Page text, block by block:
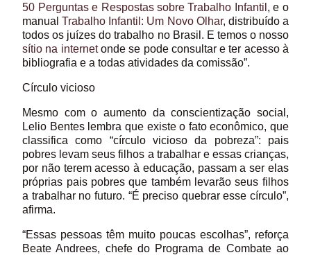
50 Perguntas e Respostas sobre Trabalho Infantil , e o
manualTrabalho Infantil: Um Novo Olhar, distribuído a
todos os juízes do trabalho no Brasil. E temos o nosso
sítio na internetonde se pode consultar e ter acesso à
bibliografia e a todas atividades da comissão”.
Círculo vicioso
Mesmo com o aumento da conscientização social,
Lelio Bentes lembra que existe o fato econômico, que
classifica como “círculo vicioso da pobreza”: pais
pobres levam seus filhos a trabalhar e essas crianças,
por não terem acesso à educação, passam a ser elas
próprias pais pobres que também levarão seus filhos
a trabalhar no futuro. “É preciso quebrar esse círculo”,
afirma.
“Essas pessoas têm muito poucas escolhas”, reforça
Beate Andrees, chefe do Programa de Combate ao